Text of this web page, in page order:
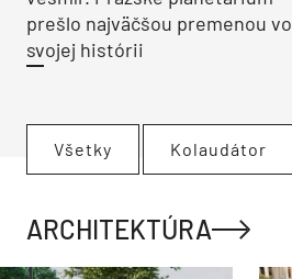
prešlo najväčšou premenou vo
svojej histórii
Všetky Kolaudátor
ARCHITEKTÚRA